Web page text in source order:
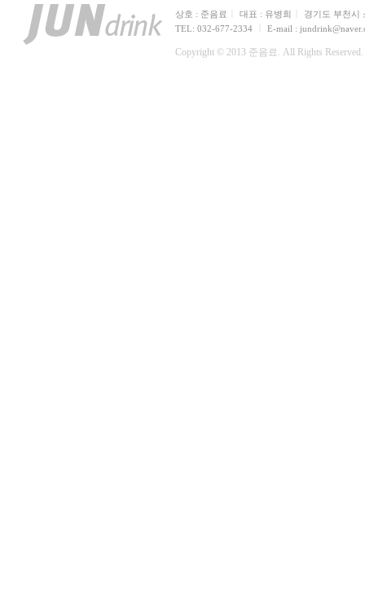
상호 : 준음료 대표 : 유병희
경기도 부천시
TEL: 032-677-2334
E-mail :
Copyright © 2013 준음료. All Rights Reserved.